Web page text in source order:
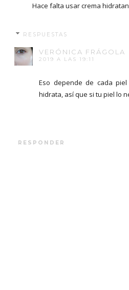
Hace falta usar crema
RESPUESTAS
VERÓNICA FRÁGOLA
2019 A LAS 19:11
Eso depende de cada
hidrata, así que si tu piel lo
RESPONDER